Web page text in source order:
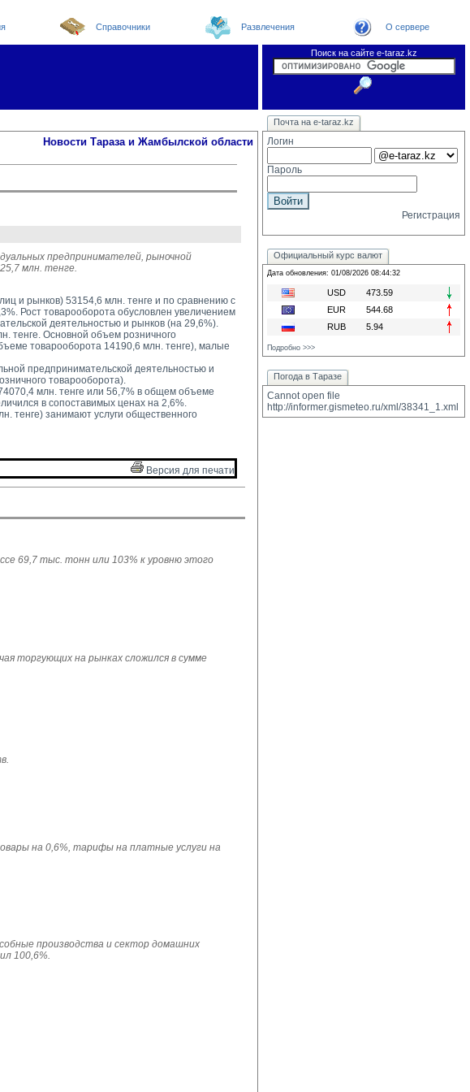
Справочники Развлечения О сервере
Поиск на сайте e-taraz.kz
Новости Погода в Таразе
Телефоный справочник
Видеоконференция
Новости e-taraz
Новости Тараза и Жамбылской области
предпринимателей, рыночной
млн. тенге.
и рынков) 53154,6 млн. тенге и по сравнению с
Рост товарооборота обусловлен увеличением
деятельностью и рынков (на 29,6%).
тенге. Основной объем розничного
товарооборота 14190,6 млн. тенге), малые
предпринимательской деятельностью и
товарооборота).
млн. тенге или 56,7% в общем объеме
в сопоставимых ценах на 2,6%.
тенге) занимают услуги общественного
Версия для печати
69,7 тыс. тонн или 103% к уровню этого
торгующих на рынках сложился в сумме
на 0,6%, тарифы на платные услуги на
производства и сектор домашних
100,6%.
Почта на e-taraz.kz
Логин
Пароль
Регистрация
Официальный курс валют
Дата обновления: 01/08/2026 08:44:32
USD
473.59
EUR
544.68
RUB
5.94
Подробно >>>
Погода в Таразе
Cannot open file
http://informer.gismeteo.ru/xml/38341_1.xml